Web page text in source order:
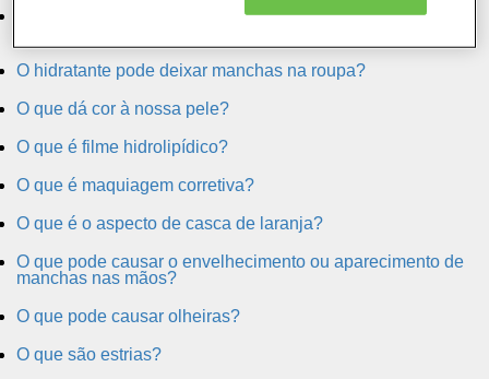
Minha pele é oleosa e às vezes tenho espinhas. O que
O hidratante pode deixar manchas na roupa?
O que dá cor à nossa pele?
O que é filme hidrolipídico?
O que é maquiagem corretiva?
O que é o aspecto de casca de laranja?
O que pode causar o envelhecimento ou aparecimento de
manchas nas mãos?
O que pode causar olheiras?
O que são estrias?